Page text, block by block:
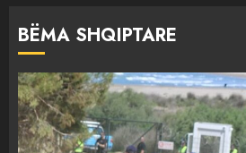
BËMA SHQIPTARE